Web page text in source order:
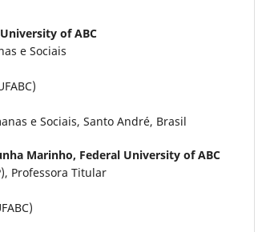
of ABC
e Sociais
e Sociais, Santo André, Brasil
Marinho, Federal University of ABC
Professora Titular